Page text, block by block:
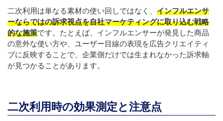
二次利用は単なる素材の使い回しではなく、 インフルエンサ
ーならではの訴求視点を自社マーケティングに取り込む戦略
的な施策です。たとえば、インフルエンサーが発見した商品
の意外な使い方や、ユーザー目線の表現を広告クリエイティ
ブに反映することで、企業側だけでは生まれなかった訴求軸
が見つかることがあります。
二次利用時の効果測定と注意点